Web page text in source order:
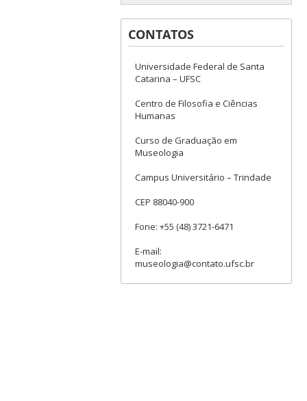
CONTATOS
Universidade Federal de Santa
Catarina – UFSC
Centro de Filosofia e Ciências
Humanas
Curso de Graduação em
Museologia
Campus Universitário – Trindade
CEP 88040-900
Fone: +55 (48) 3721-6471
E-mail:
museologia@contato.ufsc.br